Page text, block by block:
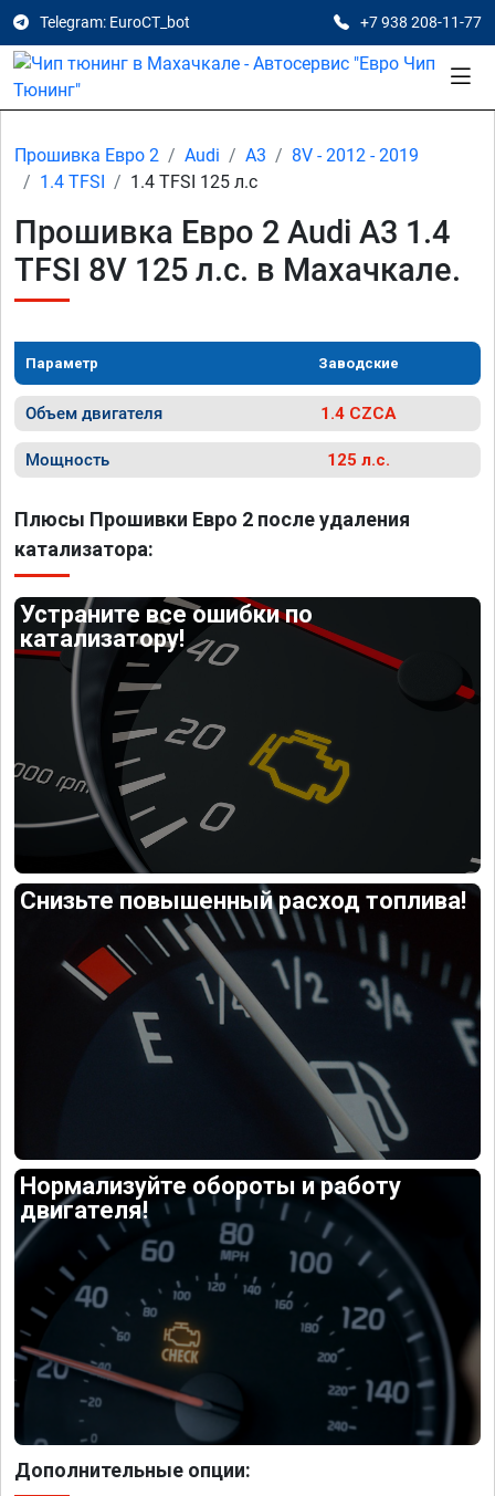
Telegram: EuroCT_bot +7 938 208-11-77
Прошивка Евро 2 Audi A3
8V - 2012 - 2019
1.4 TFSI
1.4 TFSI 125 л.с
Прошивка Евро 2 Audi A3 1.4
TFSI 8V 125 л.с. в Махачкале.
Параметр Заводские
Объем двигателя 1.4 CZCA
Мощность 125 л.с.
Плюсы Прошивки Евро 2 после удаления
катализатора:
Устраните все ошибки по
катализатору!
Снизьте повышенный расход топлива!
Нормализуйте обороты и работу
двигателя!
Дополнительные опции: